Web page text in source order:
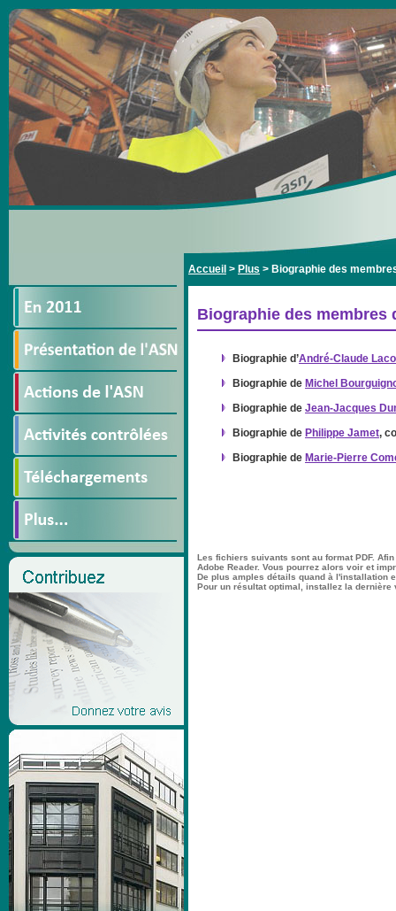
Accueil > Plus > Biographie des
Biographie des membres
Biographie d’André-Claude
Biographie de Michel
Biographie de Jean-Jacques
Biographie de Philippe Jamet,
Biographie de Marie-Pierre
Les fichiers suivants sont au format PDF.
Adobe Reader. Vous pourrez alors voir et
De plus amples détails quand à
Pour un résultat optimal, installez la dernière